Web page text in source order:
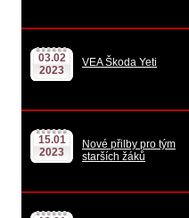
03.02
2023
VEA Škoda Yeti
15.01
2023
Nové přilby pro tým
starších žáků